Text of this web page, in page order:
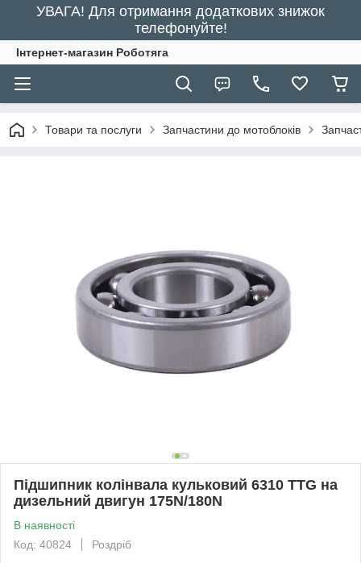
УВАГА! Для отримання додаткових знижок
телефонуйте!
Інтернет-магазин Роботяга
Товари та послуги Запчастини до мотоблоків
Підшипник колінвала кульковий 6310 TTG на
дизельний двигун 175N/180N
В наявності
Код: 40824
Роздріб